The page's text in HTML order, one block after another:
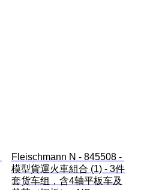
Fleischmann N - 845508 -
模型貨運火車組合 (1) - 3件
套货车组，含4轴平板车及